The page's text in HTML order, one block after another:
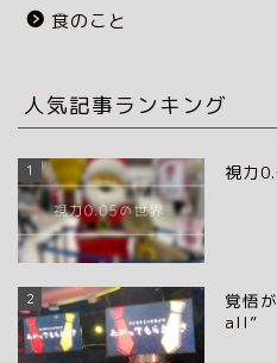
食のこと
人気記事ランキング
1 視力
2
覚悟
all”